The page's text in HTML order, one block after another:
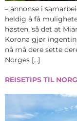
– annonse i
heldig å få
høsten, så det at
Korona gjør
nå må dere sette
Norges […]
REISETIPS TIL